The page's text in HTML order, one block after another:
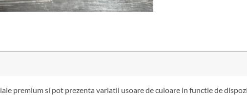
premium si pot prezenta variatii usoare de culoare in functie de